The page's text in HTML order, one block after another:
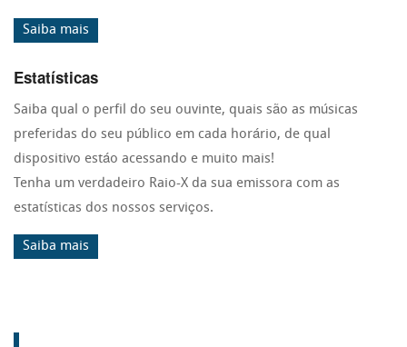
Saiba mais
Estatísticas
Saiba qual o perfil do seu ouvinte, quais são as músicas
preferidas do seu público em cada horário, de qual
dispositivo estáo acessando e muito mais!
Tenha um verdadeiro Raio-X da sua emissora com as
estatísticas dos nossos serviços.
Saiba mais